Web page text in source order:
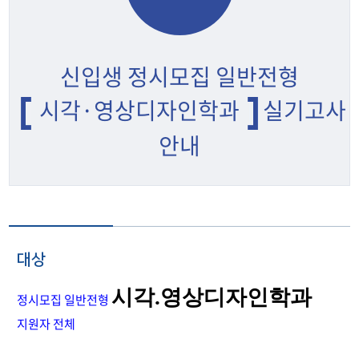
신입생 정시모집 일반전형
시각·영상디자인학과
실기고사
안내
대상
정시모집 일반전형 시각.영상디자인학과
지원자 전체